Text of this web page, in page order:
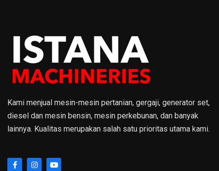
Kami menjual mesin-mesin pertanian, gergaji, generator set,
diesel dan mesin bensin, mesin perkebunan, dan banyak
lainnya. Kualitas merupakan salah satu prioritas utama kami.